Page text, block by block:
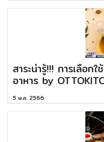
สาระน่ารู้!!! การเลือก
อาหาร by
5 พ.ค. 2566